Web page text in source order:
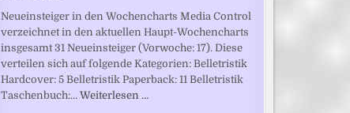
Neueinsteiger in den Wochencharts Media Control
verzeichnet in den aktuellen Haupt-Wochencharts
insgesamt 31 Neueinsteiger (Vorwoche: 17). Diese
verteilen sich auf folgende Kategorien: Belletristik
Hardcover: 5 Belletristik Paperback: 11 Belletristik
Taschenbuch:… Weiterlesen …